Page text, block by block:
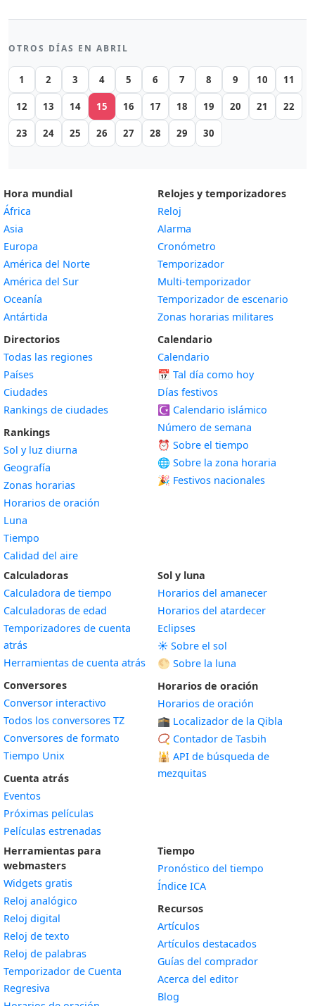
OTROS DÍAS EN ABRIL
1 2 3 4 5 6 7 8 9 10 11
12 13 14 15 16 17 18 19 20 21 22
23 24 25 26 27 28 29 30
Hora mundial
África
Asia
Europa
América del Norte
América del Sur
Oceanía
Antártida
Directorios
Todas las regiones
Países
Ciudades
Rankings de ciudades
Rankings
Sol y luz diurna
Geografía
Zonas horarias
Horarios de oración
Luna
Tiempo
Calidad del aire
Relojes y temporizadores
Reloj
Alarma
Cronómetro
Temporizador
Multi-temporizador
Temporizador de escenario
Zonas horarias militares
Calendario
Calendario
📅 Tal día como hoy
Días festivos
☪️ Calendario islámico
Número de semana
⏰ Sobre el tiempo
🌐 Sobre la zona horaria
🎉 Festivos nacionales
Calculadoras
Calculadora de tiempo
Calculadoras de edad
Temporizadores de cuenta
atrás
Herramientas de cuenta atrás
Conversores
Conversor interactivo
Todos los conversores TZ
Conversores de formato
Tiempo Unix
Cuenta atrás
Eventos
Próximas películas
Películas estrenadas
Sol y luna
Horarios del amanecer
Horarios del atardecer
Eclipses
☀️ Sobre el sol
🌕 Sobre la luna
Horarios de oración
Horarios de oración
🕋 Localizador de la Qibla
📿 Contador de Tasbih
🕌 API de búsqueda de
mezquitas
Herramientas para
webmasters
Widgets gratis
Reloj analógico
Reloj digital
Reloj de texto
Reloj de palabras
Temporizador de Cuenta
Regresiva
Tiempo
Pronóstico del tiempo
Índice ICA
Recursos
Artículos
Artículos destacados
Guías del comprador
Acerca del editor
Blog